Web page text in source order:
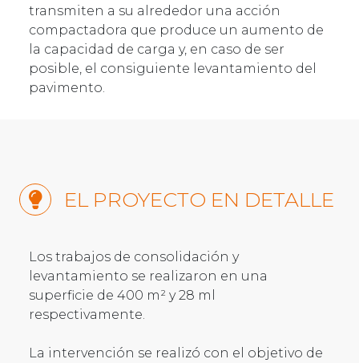
transmiten a su alrededor una acción
compactadora que produce un aumento de
la capacidad de carga y, en caso de ser
posible, el consiguiente levantamiento del
pavimento.
EL PROYECTO EN DETALLE
Los trabajos de consolidación y
levantamiento se realizaron en una
superficie de 400 m² y 28 ml
respectivamente.
La intervención se realizó con el objetivo de